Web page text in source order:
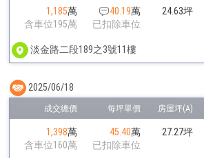
1,185萬
含車位195萬
40.19萬
已扣除車位
24.63坪
淡金路二段189之3號11樓
1,398萬
含車位160萬
45.40萬
已扣除車位
27.27坪
2025/06/18